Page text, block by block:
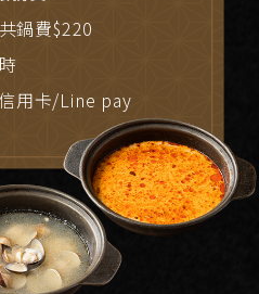
鍋費$220
用卡/Line pay